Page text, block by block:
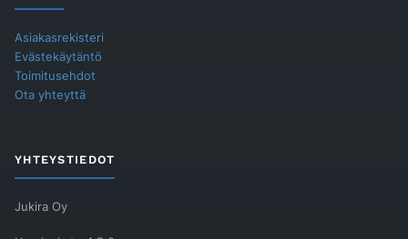
Asiakasrekisteri
Evästekäytäntö
Toimitusehdot
Ota yhteyttä
YHTEYSTIEDOT
Jukira Oy